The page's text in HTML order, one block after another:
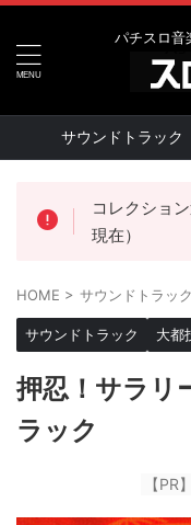
パチスロ音
サウンドトラック
コレクショ
現在）
HOME > サウンドトラック
サウンドトラック 大都
押忍！サラリ
ラック
【